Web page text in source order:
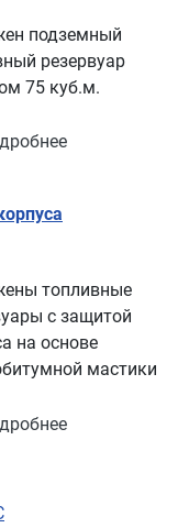
подземный
резервуар
75 куб.м.
топливные
с защитой
на основе
мастики